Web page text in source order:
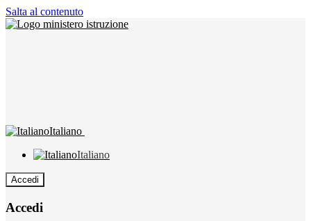
Salta al contenuto
Italiano
Italiano
Accedi
Accedi